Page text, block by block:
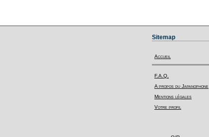
Sitemap
Accueil
F.A.Q.
A propos du Japanophone
Mentions légales
Votre profil